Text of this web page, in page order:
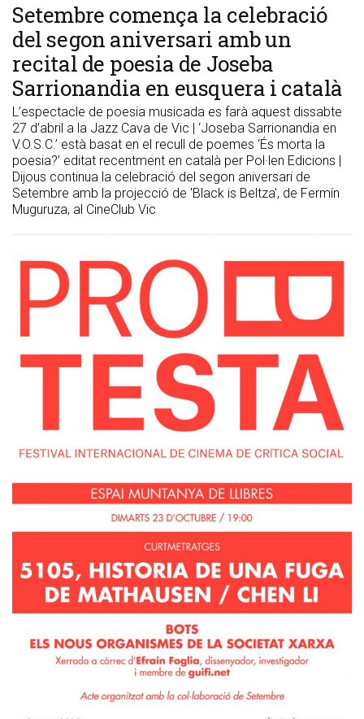
Setembre comença la celebració
del segon aniversari amb un
recital de poesia de Joseba
Sarrionandia en eusquera i català
L’espectacle de poesia musicada es farà aquest dissabte
27 d’abril a la Jazz Cava de Vic | ‘Joseba Sarrionandia en
V.O.S.C.’ està basat en el recull de poemes ‘És morta la
poesia?’ editat recentment en català per Pol·len Edicions |
Dijous continua la celebració del segon aniversari de
Setembre amb la projecció de 'Black is Beltza', de Fermín
Muguruza, al CineClub Vic